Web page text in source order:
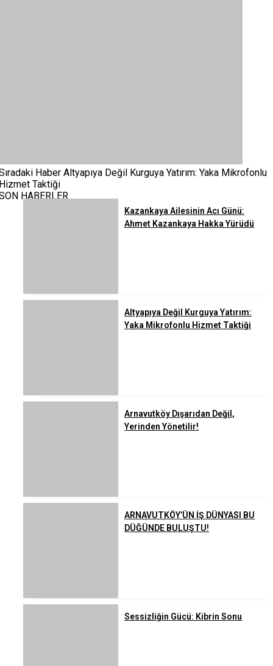
Haber Altyapıya Değil Kurguya Yatırım: Yaka Mikrofonlu
Taktiği
HABERLER
Kazankaya Ailesinin Acı Günü:
Ahmet Kazankaya Hakka Yürüdü
Altyapıya Değil Kurguya Yatırım:
Yaka Mikrofonlu Hizmet Taktiği
Arnavutköy Dışarıdan Değil,
Yerinden Yönetilir!
ARNAVUTKÖY’ÜN İŞ DÜNYASI BU
DÜĞÜNDE BULUŞTU!
Sessizliğin Gücü: Kibrin Sonu